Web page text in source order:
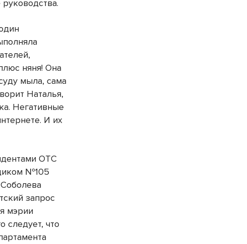
няня! Она
мыла, сама
Наталья,
Негативные
И их
ОТС
№105
запрос
мэрии
следует, что